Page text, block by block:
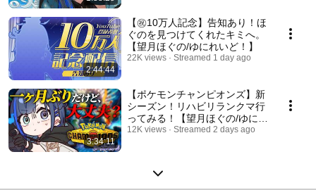
2:44:44
【㊗️10万人記念】告知あり！ほ
ぐのを見つけてくれたキミへ。
【望月ほぐの/ゆにれいど！】
22K views Streamed 1 day ago
3:34:11
【ポケモンチャンピオンズ】新
シーズン！リハビリランクマ行
ってみる！【望月ほぐの/ゆにれ
いど！】
12K views Streamed 2 days ago